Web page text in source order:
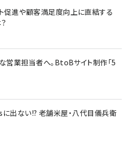
促進や顧客満足度向上に直結する
営業担当者へ。BtoBサイト制作「5
出ない!? 老舗米屋・八代目儀兵衛